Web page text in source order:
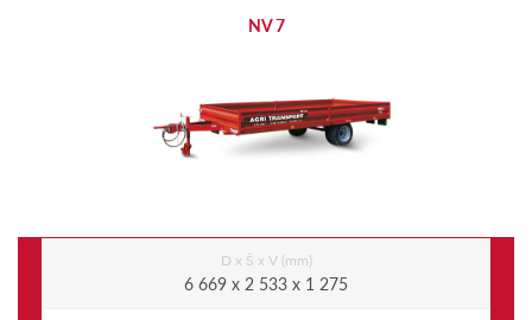
NV 7
D x Š x V (mm)
6 669 x 2 533 x 1 275